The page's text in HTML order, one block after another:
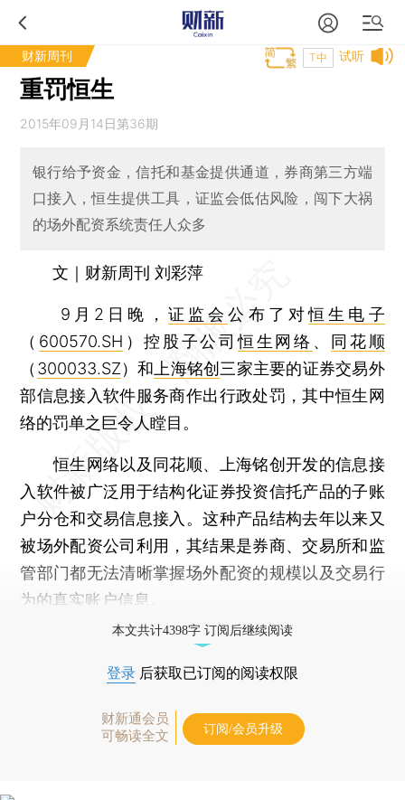
财新周刊 试听
T中
重罚恒生
2015年09月14日第36期
银行给予资金，信托和基金提供通道，券商第三方端
口接入，恒生提供工具，证监会低估风险，闯下大祸
的场外配资系统责任人众多
文｜财新周刊 刘彩萍
9月2日晚， 证监会公布了对恒生电子
（ 600570.SH ）控股子公司恒生网络 、
同花顺
（ 300033.SZ）和 上海铭创 三家主要的证券交易外
部信息接入软件服务商作出行政处罚，其中恒生网
络的罚单之巨令人瞠目。
恒生网络以及同花顺、上海铭创开发的信息接
入软件被广泛用于结构化证券投资信托产品的子账
户分仓和交易信息接入。这种产品结构去年以来又
被场外配资公司利用，其结果是券商、交易所和监
管部门都无法清晰掌握场外配资的规模以及交易行
为的真实账户信息。
本文共计4398字 订阅后继续阅读
登录 后获取已订阅的阅读权限
财新通会员
可畅读全文
订阅/会员升级